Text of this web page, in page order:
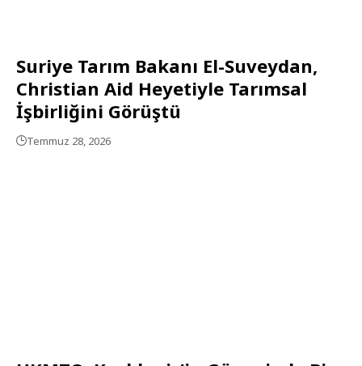
Suriye Tarım Bakanı El-Suveydan,
Christian Aid Heyetiyle Tarımsal
İşbirliğini Görüştü
Temmuz 28, 2026